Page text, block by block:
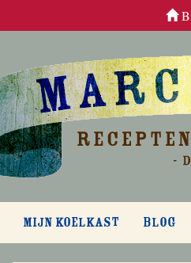
MIJN KOELKAST BLOG